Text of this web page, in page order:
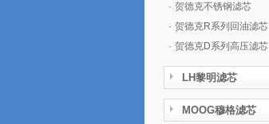
· 贺德克不锈钢滤芯
· 贺德克R系列回油滤芯
· 贺德克D系列高压滤芯
LH黎明滤芯
MOOG穆格滤芯